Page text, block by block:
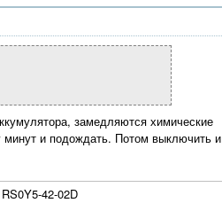
замедляются химические
и подождать. Потом выключить и
42-02D